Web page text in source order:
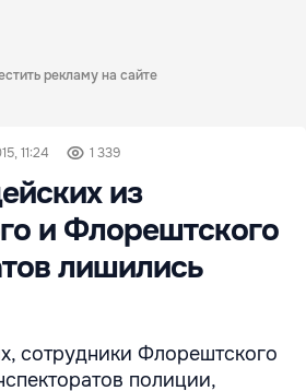
рекламу на сайте
11:24 1 339
из
и Флорештского
лишились
сотрудники Флорештского
полиции,